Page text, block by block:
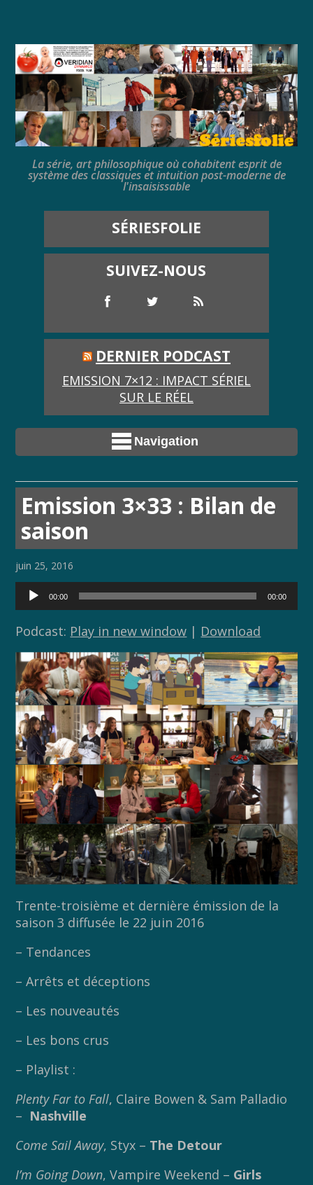
La série, art philosophique où cohabitent esprit de
système des classiques et intuition post-moderne de
l'insaisissable
SÉRIESFOLIE
SUIVEZ-NOUS
DERNIER PODCAST
EMISSION 7×12 : IMPACT SÉRIEL
SUR LE RÉEL
Navigation
Emission 3×33 : Bilan de
saison
juin 25, 2016
Lecteur
audio
00:00 00:00
Podcast: Play in new window | Download
Trente-troisième et dernière émission de la
saison 3 diffusée le 22 juin 2016
– Tendances
– Arrêts et déceptions
– Les nouveautés
– Les bons crus
– Playlist :
Plenty Far to Fall, Claire Bowen & Sam Palladio
– Nashville
Come Sail Away, Styx – The Detour
I’m Going Down, Vampire Weekend – Girls